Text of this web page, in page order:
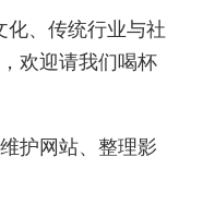
、传统行业与社
欢迎请我们喝杯
护网站、整理影